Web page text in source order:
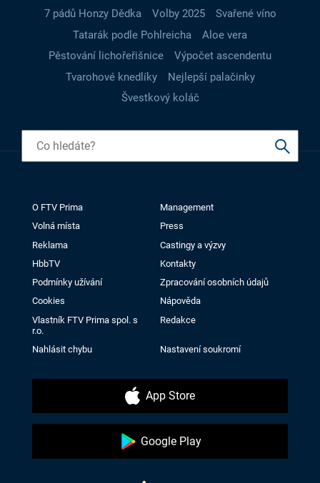
7 pádů Honzy Dědka
Volby 2025
Svařené víno
Tatarák podle Pohlreicha
Aloe vera
Pěstování lichořeřišnice
Výpočet ascendentu
Tvarohové knedlíky
Nejlepší palačinky
Švestkový koláč
O FTV Prima
Management
Volná místa
Press
Reklama
Castingy a výzvy
HbbTV
Kontakty
Podmínky užívání
Zpracování osobních údajů
Cookies
Nápověda
Vlastník FTV Prima spol. s
r.o.
Redakce
Nahlásit chybu Nastavení soukromí
App Store
Google Play